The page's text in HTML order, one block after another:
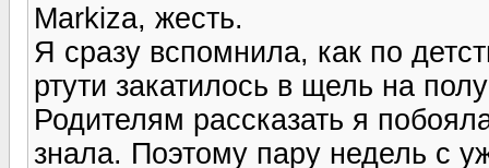
Markiza, жесть.
Я сразу вспомнила, как по
ртути закатилось в щель на
Родителям рассказать я
знала. Поэтому пару недель с